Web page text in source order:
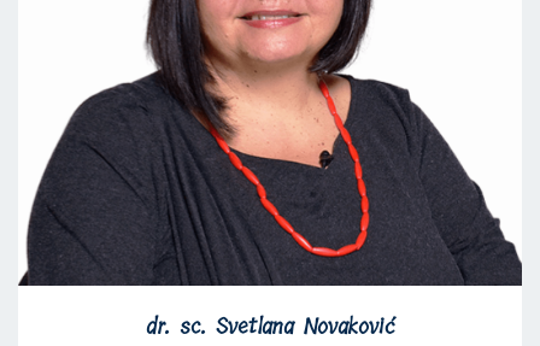
dr. sc. Svetlana Novaković